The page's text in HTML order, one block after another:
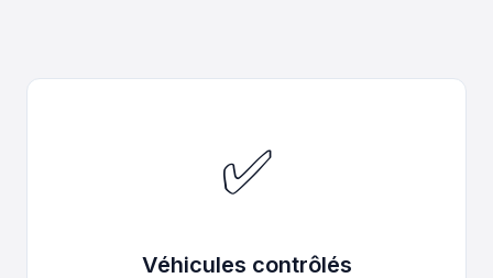
✅
Véhicules contrôlés